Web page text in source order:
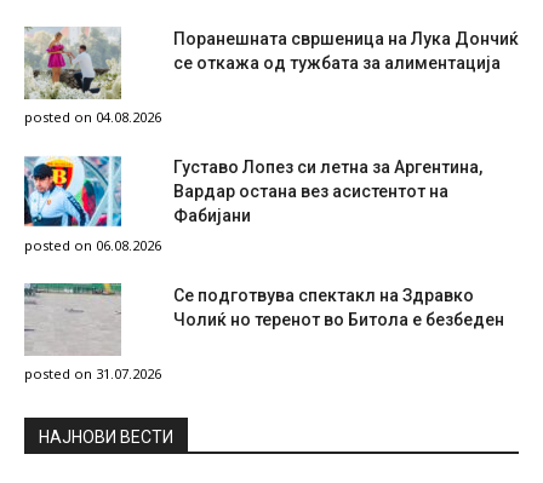
Поранешната свршеница на Лука Дончиќ
се откажа од тужбата за алиментација
posted on 04.08.2026
Густаво Лопез си летна за Аргентина,
Вардар остана вез асистентот на
Фабијани
posted on 06.08.2026
Се подготвува спектакл на Здравко
Чолиќ но теренот во Битола е безбеден
posted on 31.07.2026
НAЈНОВИ ВЕСТИ